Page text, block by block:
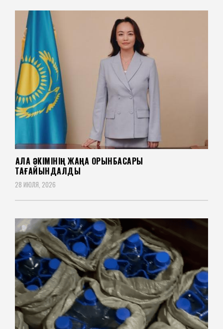
ҚАЛА ӘКІМІНІҢ ЖАҢА ОРЫНБАСАРЫ
ТАҒАЙЫНДАЛДЫ
28 ИЮЛЯ, 2026